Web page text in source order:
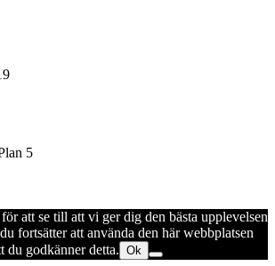
5
att se till att vi ger dig den bästa upplevelsen
fortsätter att använda den här webbplatsen
du godkänner detta. Ok